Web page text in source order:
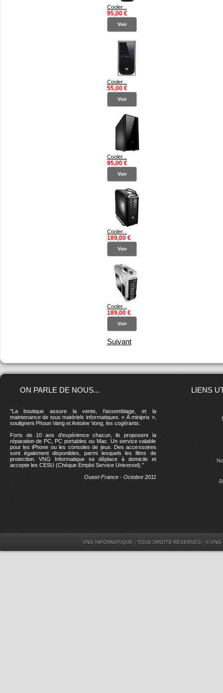
Cooler...
95,00 €
Voir
Cooler...
55,00 €
Voir
Cooler...
95,00 €
Voir
Cooler...
189,00 €
Voir
Cooler...
189,00 €
Voir
Suivant
ON PARLE DE NOUS...
"La boutique assure la vente, l'assemblage, et la
maintenance de tous matériels informatiques. « À miniprix »,
soulignent Phoun Vang et Antoine Vong, les cogérants.
Forts de 10 ans d'expérience chacun, ils proposent la
réparation de PC, PC portables ou Mac. Un service valable
pour les iPhone ou les consoles de jeux. Des accessoires
sont également disponibles, parmi lesquels les films de
protection. VNG Informatique se déplace à domicile et
accepte les CESU (Chèque Emploi Service Universel)."
Ouest-France - Octobre 2011
LIENS
VNG INFORMATIQUE - TOUS DROITS RÉSERVÉS - ©